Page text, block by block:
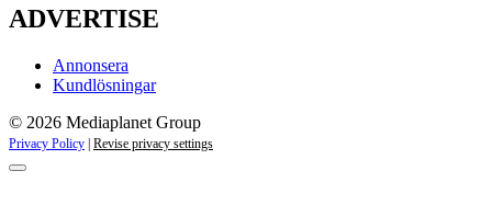
ADVERTISE
Annonsera
Kundlösningar
© 2026 Mediaplanet Group
Privacy Policy Revise privacy settings